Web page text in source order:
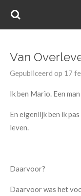
Ga
hoofdinhoud
Van
Gepubliceerd op 17
Ik ben Mario. Een
En eigenlijk ben ik
leven.
Daarvoor?
Daarvoor was het